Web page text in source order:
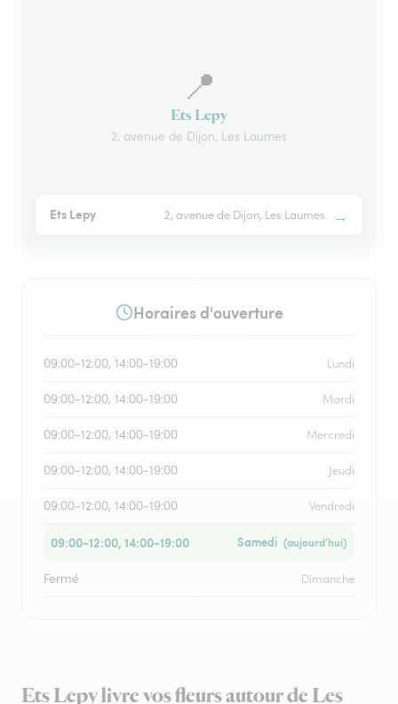
📍
Ets Lepy
2, avenue de Dijon, Les Laumes
Ets Lepy 2, avenue de Dijon, Les Laumes →
Horaires d'ouverture
09:00-12:00, 14:00-19:00 Lundi
09:00-12:00, 14:00-19:00 Mardi
09:00-12:00, 14:00-19:00 Mercredi
09:00-12:00, 14:00-19:00 Jeudi
09:00-12:00, 14:00-19:00 Vendredi
09:00-12:00, 14:00-19:00 Samedi (aujourd’hui)
Fermé Dimanche
Ets Lepy livre vos fleurs autour de Les